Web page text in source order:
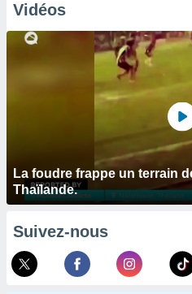
Vidéos
La foudre frappe un terrain
Thaïlande.
Suivez-nous